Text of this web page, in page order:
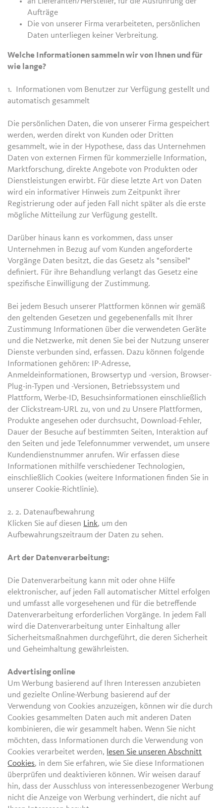
Aufträge
Die von unserer Firma verarbeiteten, persönlichen
Daten unterliegen keiner Verbreitung.
Welche Informationen sammeln wir von Ihnen und für
wie lange?
1. Informationen vom Benutzer zur Verfügung gestellt und
automatisch gesammelt
Die persönlichen Daten, die von unserer Firma gespeichert
werden, werden direkt von Kunden oder Dritten
gesammelt, wie in der Hypothese, dass das Unternehmen
Daten von externen Firmen für kommerzielle Information,
Marktforschung, direkte Angebote von Produkten oder
Dienstleistungen erwirbt. Für diese letzte Art von Daten
wird ein informativer Hinweis zum Zeitpunkt ihrer
Registrierung oder auf jeden Fall nicht später als die erste
mögliche Mitteilung zur Verfügung gestellt.
Darüber hinaus kann es vorkommen, dass unser
Unternehmen in Bezug auf vom Kunden angeforderte
Vorgänge Daten besitzt, die das Gesetz als "sensibel"
definiert. Für ihre Behandlung verlangt das Gesetz eine
spezifische Einwilligung der Zustimmung.
Bei jedem Besuch unserer Plattformen können wir gemäß
den geltenden Gesetzen und gegebenenfalls mit Ihrer
Zustimmung Informationen über die verwendeten Geräte
und die Netzwerke, mit denen Sie bei der Nutzung unserer
Dienste verbunden sind, erfassen. Dazu können folgende
Informationen gehören: IP-Adresse,
Anmeldeinformationen, Browsertyp und -version, Browser-
Plug-in-Typen und -Versionen, Betriebssystem und
Plattform, Werbe-ID, Besuchsinformationen einschließlich
der Clickstream-URL zu, von und zu Unsere Plattformen,
Produkte angesehen oder durchsucht, Download-Fehler,
Dauer der Besuche auf bestimmten Seiten, Interaktion auf
den Seiten und jede Telefonnummer verwendet, um unsere
Kundendienstnummer anrufen. Wir erfassen diese
Informationen mithilfe verschiedener Technologien,
einschließlich Cookies (weitere Informationen finden Sie in
unserer Cookie-Richtlinie).
2. 2. Datenaufbewahrung
Klicken Sie auf diesen Link, um den
Aufbewahrungszeitraum der Daten zu sehen.
Art der Datenverarbeitung:
Die Datenverarbeitung kann mit oder ohne Hilfe
elektronischer, auf jeden Fall automatischer Mittel erfolgen
und umfasst alle vorgesehenen und für die betreffende
Datenverarbeitung erforderlichen Vorgänge. In jedem Fall
wird die Datenverarbeitung unter Einhaltung aller
Sicherheitsmaßnahmen durchgeführt, die deren Sicherheit
und Geheimhaltung gewährleisten.
Advertising online
Um Werbung basierend auf Ihren Interessen anzubieten
und gezielte Online-Werbung basierend auf der
Verwendung von Cookies anzuzeigen, können wir die durch
Cookies gesammelten Daten auch mit anderen Daten
kombinieren, die wir gesammelt haben. Wenn Sie nicht
möchten, dass Informationen durch die Verwendung von
Cookies verarbeitet werden, lesen Sie unseren Abschnitt
Cookies, in dem Sie erfahren, wie Sie diese Informationen
überprüfen und deaktivieren können. Wir weisen darauf
hin, dass der Ausschluss von interessenbezogener Werbung
nicht die Anzeige von Werbung verhindert, die nicht auf